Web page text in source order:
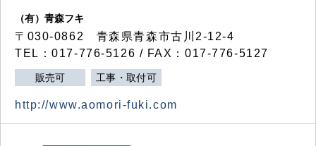
（有）青森フキ
〒030-0862 青森県青森市古川2-12-4
TEL：017-776-5126 / FAX：017-776-5127
販売可 工事・取付可
http://www.aomori-fuki.com